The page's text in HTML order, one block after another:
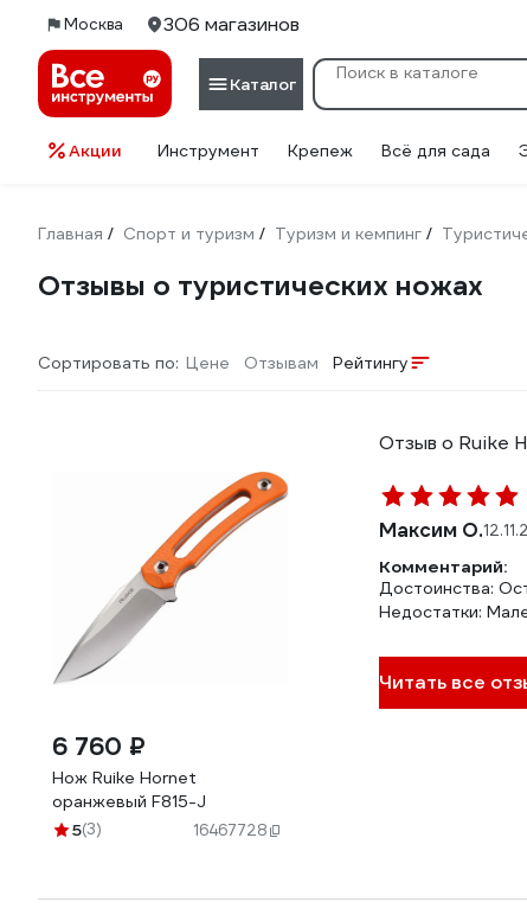
Москва 306 магазинов
Каталог
Акции Инструмент Крепеж Всё для сада
Главная / Спорт и туризм / Туризм и кемпинг /
Отзывы о туристических ножах
Сортировать по: Цене Отзывам Рейтингу
6 760 ₽
Нож Ruike Hornet
оранжевый F815-J
5(3) 16467728
Отзыв о Ruike
Максим О.
Комментарий:
Достоинства:
Недостатки:
Читать все